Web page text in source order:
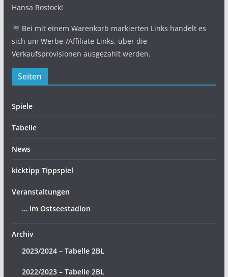
Hansa Rostock!
Bei mit einem Warenkorb markierten Links handelt es
sich um Werbe-/Affiliate-Links, über die
Verkaufsprovisionen ausgezahlt werden.
Seiten
Spiele
Tabelle
News
kicktipp Tippspiel
Veranstaltungen
… im Ostseestadion
Archiv
2023/2024 – Tabelle 2BL
2022/2023 – Tabelle 2BL